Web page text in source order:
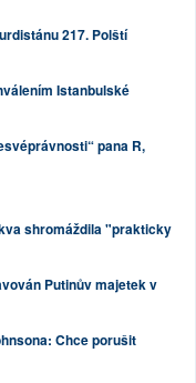
217. Polští
Istanbulské
pana R,
shromáždila "prakticky
Putinův majetek v
Chce porušit